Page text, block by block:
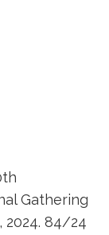
Gathering
84/24